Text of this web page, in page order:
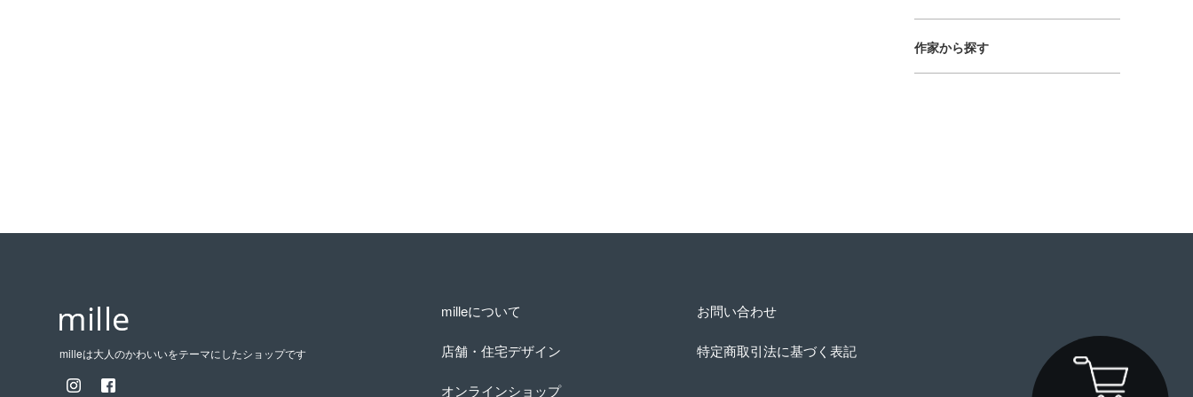
作家から探す
milleは大人のかわいいをテーマにしたショップです
milleについて
店舗・住宅デザイン
オンラインショップ
お問い合わせ
特定商取引法に基づく表記